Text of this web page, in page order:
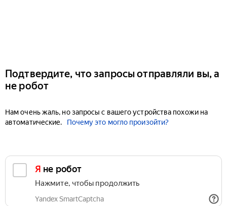
Подтвердите, что запросы отправляли вы, а
не робот
Нам очень жаль, но запросы с вашего устройства похожи на
автоматические.
Почему это могло произойти?
Я не робот
Нажмите, чтобы продолжить
Yandex SmartCaptcha